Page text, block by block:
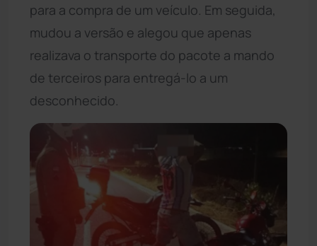
para a compra de um veículo. Em seguida,
mudou a versão e alegou que apenas
realizava o transporte do pacote a mando
de terceiros para entregá-lo a um
desconhecido.